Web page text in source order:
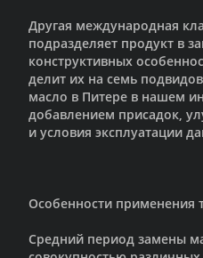
Другая международная
подразделяет продукт в
конструктивных
делит их на семь
масло в Питере в нашем
добавлением присадок,
и условия эксплуатации
Особенности применения
Средний период замены